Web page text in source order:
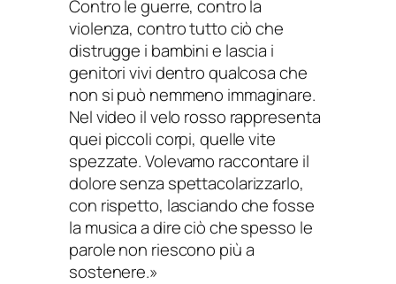
Contro le guerre, contro la
violenza, contro tutto ciò che
distrugge i bambini e lascia i
genitori vivi dentro qualcosa che
non si può nemmeno immaginare.
Nel video il velo rosso rappresenta
quei piccoli corpi, quelle vite
spezzate. Volevamo raccontare il
dolore senza spettacolarizzarlo,
con rispetto, lasciando che fosse
la musica a dire ciò che spesso le
parole non riescono più a
sostenere.»